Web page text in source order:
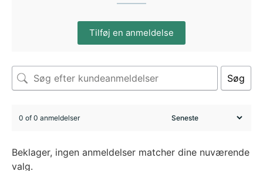
Tilføj en anmeldelse
Søg
0 of 0 anmeldelser
Beklager, ingen anmeldelser matcher dine nuværende
valg.